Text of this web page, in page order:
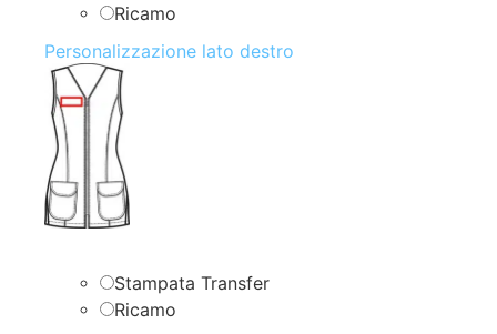
Ricamo
Personalizzazione lato destro
Stampata Transfer
Ricamo